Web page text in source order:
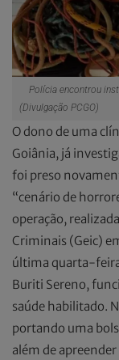
Polícia encontrou
(Divulgação PCGO)
O dono de uma
Goiânia, já
foi preso
“cenário de
operação,
Criminais (Geic)
última quarta-feira
Buriti Sereno,
saúde habilitado.
portando uma
além de